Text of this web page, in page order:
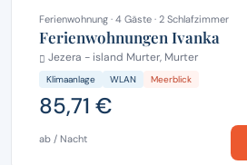
Ferienwohnung · 4 Gäste · 2 Schlafzimmer
Ferienwohnungen Ivanka
Jezera - island Murter, Murter
Klimaanlage WLAN Meerblick
85,71 €
ab / Nacht